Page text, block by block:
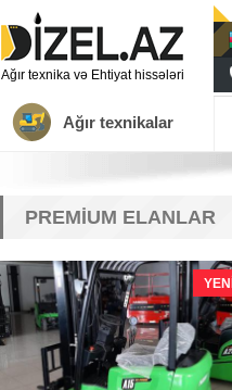
Ağır texnika və Ehtiyat hissələri
Ağır texnikalar
PREMİUM ELANLAR
YENI